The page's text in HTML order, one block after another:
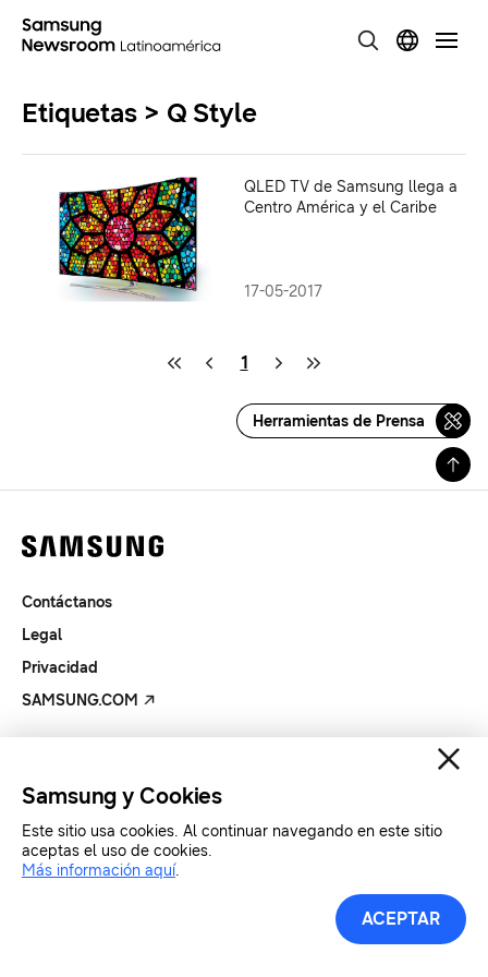
Etiquetas > Q Style
QLED TV de Samsung llega a
Centro América y el Caribe
17-05-2017
1
Herramientas de Prensa
Contáctanos
Legal
Privacidad
SAMSUNG.COM
Samsung y Cookies
Este sitio usa cookies. Al continuar navegando en este sitio
aceptas el uso de cookies.
Más información aquí.
ACEPTAR